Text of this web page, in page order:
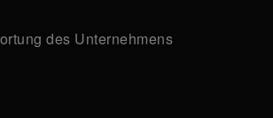
des Unternehmens